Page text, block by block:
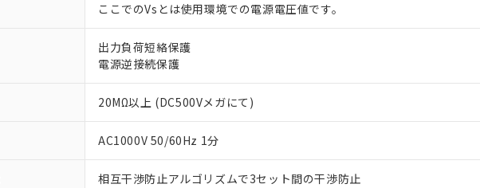
ここでのVsとは使用環境での電源電圧値です。
出力負荷短絡保護
電源逆接続保護
20MΩ以上 (DC500Vメガにて)
AC1000V 50/60Hz 1分
相互干渉防止アルゴリズムで3セット間の干渉防止